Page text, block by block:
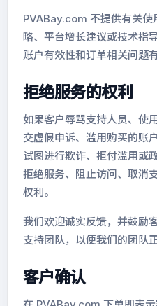
PVABay.com 不提供有关
略、平台增长建议或技术指
账户有效性和订单相关问题
拒绝服务的权利
如果客户辱骂支持人员、使
交虚假申诉、滥用购买的账
试图进行欺诈、拒付滥用或
拒绝服务、阻止访问、取消
权利。
我们欢迎诚实反馈，并鼓励
支持团队，以便我们的团队
客户确认